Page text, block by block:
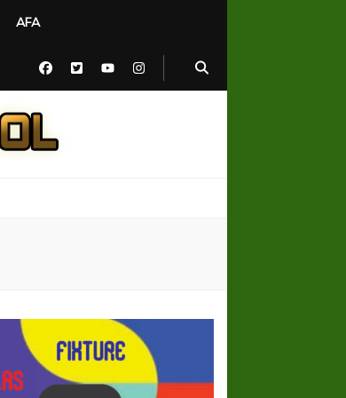
AFA